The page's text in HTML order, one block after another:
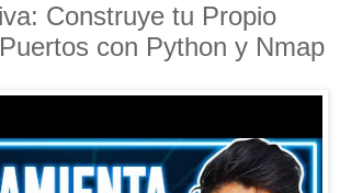
Construye tu Propio
con Python y Nmap